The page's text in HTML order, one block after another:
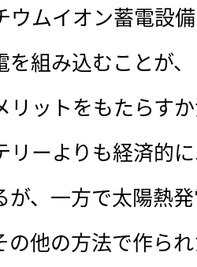
ウムイオン蓄電設
を組み込むことが
リットをもたらす
リーよりも経済的
が、一方で太陽熱
の他の方法で作ら